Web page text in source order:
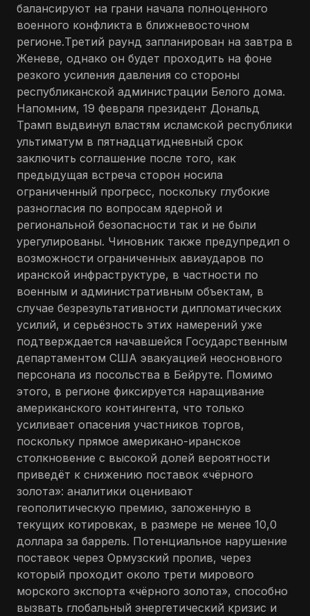
балансируют на грани начала полноценного
военного конфликта в ближневосточном
регионе.Третий раунд запланирован на завтра в
Женеве, однако он будет проходить на фоне
резкого усиления давления со стороны
республиканской администрации Белого дома.
Напомним, 19 февраля президент Дональд
Трамп выдвинул властям исламской республики
ультиматум в пятнадцатидневный срок
заключить соглашение после того, как
предыдущая встреча сторон носила
ограниченный прогресс, поскольку глубокие
разногласия по вопросам ядерной и
региональной безопасности так и не были
урегулированы. Чиновник также предупредил о
возможности ограниченных авиаударов по
иранской инфраструктуре, в частности по
военным и административным объектам, в
случае безрезультативности дипломатических
усилий, и серьёзность этих намерений уже
подтверждается начавшейся Государственным
департаментом США эвакуацией неосновного
персонала из посольства в Бейруте. Помимо
этого, в регионе фиксируется наращивание
американского контингента, что только
усиливает опасения участников торгов,
поскольку прямое американо-иранское
столкновение с высокой долей вероятности
приведёт к снижению поставок «чёрного
золота»: аналитики оценивают
геополитическую премию, заложенную в
текущих котировках, в размере не менее 10,0
доллара за баррель. Потенциальное нарушение
поставок через Ормузский пролив, через
который проходит около трети мирового
морского экспорта «чёрного золота», способно
вызвать глобальный энергетический кризис и